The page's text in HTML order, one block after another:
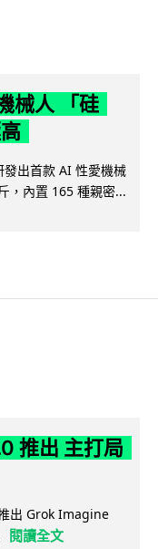
械人 「硅
出首款 AI 性愛機械
，內置 165 種親密...
推出 主打局
出 Grok Imagine
閱讀全文